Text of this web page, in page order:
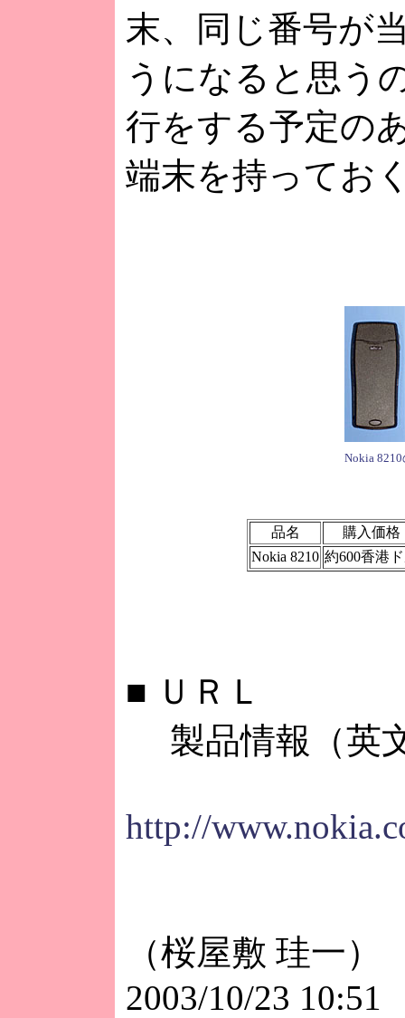
末、同じ番号が
うになると思う
行をする予定の
端末を持ってお
Nokia
品名
購入価格
Nokia 8210 約600香港
■ ＵＲＬ
製品情報（英
http://
（桜屋敷 珪一）
2003/10/23 10:51